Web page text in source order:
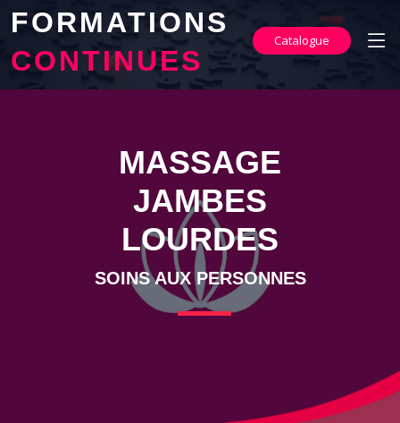
FORMATIONS
CONTINUES
Catalogue
MASSAGE
JAMBES
LOURDES
SOINS AUX PERSONNES